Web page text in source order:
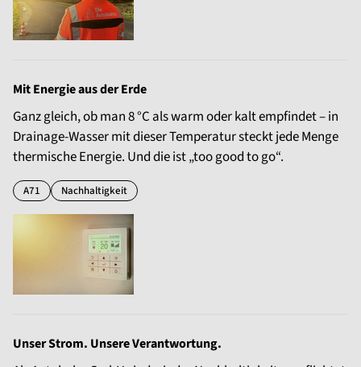
Mit Energie aus der Erde
Ganz gleich, ob man 8 °C als warm oder kalt empfindet – in
Drainage-Wasser mit dieser Temperatur steckt jede Menge
thermische Energie. Und die ist „too good to go“.
A71 Nachhaltigkeit
Unser Strom. Unsere Verantwortung.